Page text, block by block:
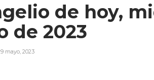
de hoy,
de 2023
mayo, 2023